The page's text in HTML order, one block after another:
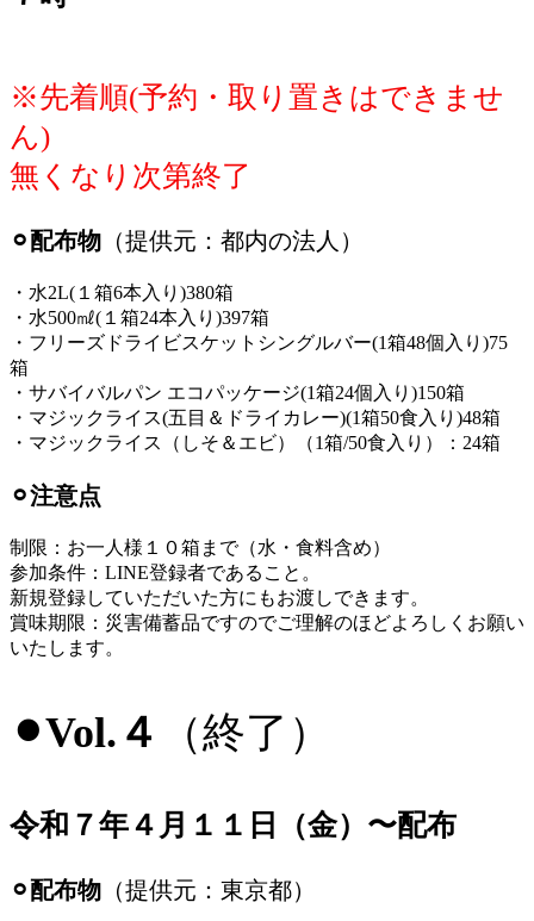
※先着順(予約・取り置きはできませ
ん)
無くなり次第終了
⚪︎配布物 （提供元：都内の法人）
・水2L(１箱6本入り)380箱
・水500㎖(１箱24本入り)397箱
・フリーズドライビスケットシングルバー(1箱48個入り)75
箱
・サバイバルパン エコパッケージ(1箱24個入り)150箱
・マジックライス(五目＆ドライカレー)(1箱50食入り)48箱
・マジックライス（しそ＆エビ）（1箱/50食入り）：24箱
⚪︎注意点
制限：お一人様１０箱まで（水・食料含め）
参加条件：LINE登録者であること。
新規登録していただいた方にもお渡しできます。
賞味期限：災害備蓄品ですのでご理解のほどよろしくお願い
いたします。
⚫︎Vol.４ （終了）
令和７年４月１１日（金）〜配布
⚪︎配布物 （提供元：東京都）